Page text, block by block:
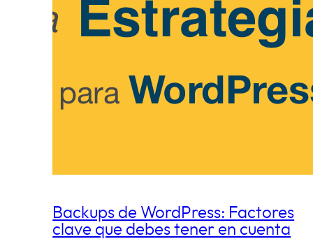
Backups de WordPress: Factores
clave que debes tener en cuenta